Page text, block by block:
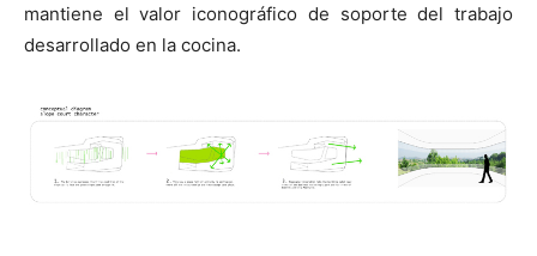
mantiene el valor iconográfico de soporte del trabajo
desarrollado en la cocina.